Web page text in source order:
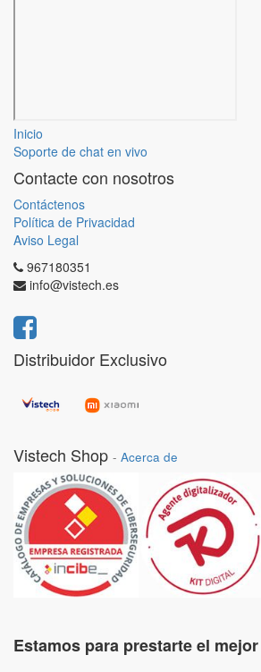
Inicio
Soporte de chat en vivo
Contacte con nosotros
Contáctenos
Política de Privacidad
Aviso Legal
967180351
info@vistech.es
Distribuidor Exclusivo
Vistech Shop - Acerca de
Estamos para prestarte el